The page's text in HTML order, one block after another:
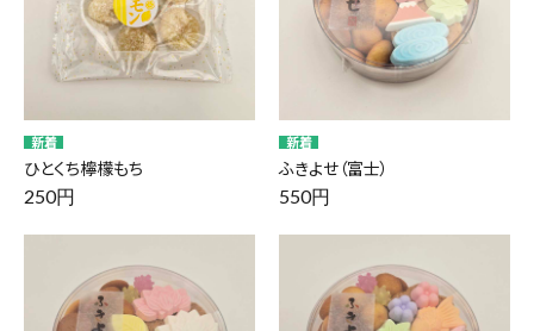
ひとくち檸檬もち
250円
ふきよせ（富士）
550円